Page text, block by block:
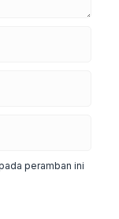
peramban ini